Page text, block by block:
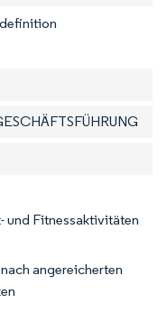
und Fitnessaktivitäten
angereicherten